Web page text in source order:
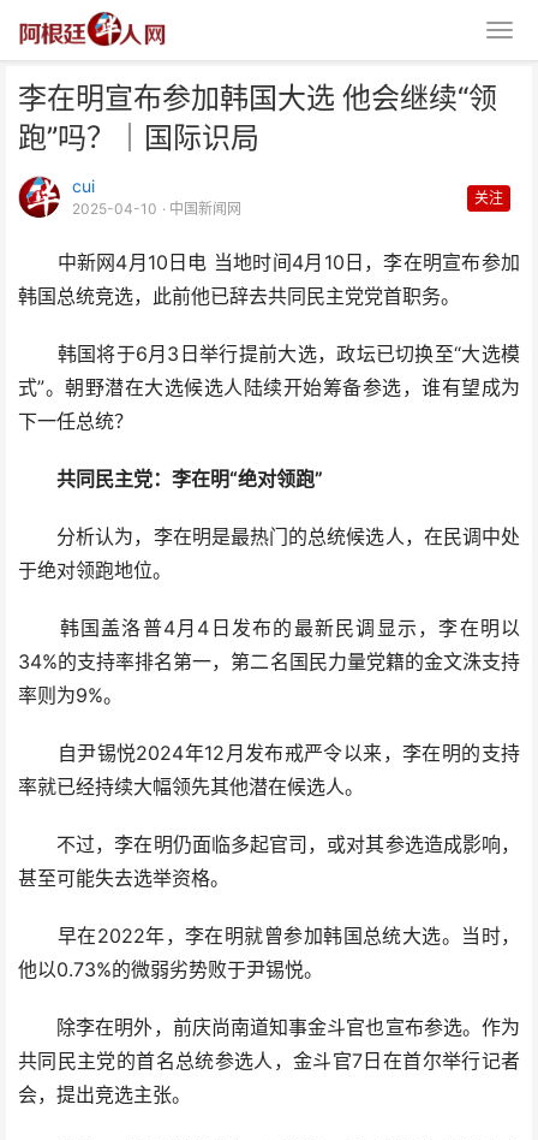
李在明宣布参加韩国大选 他会继续“领
跑”吗？｜国际识局
cui
2025-04-10 · 中国新闻网
关注
中新网4月10日电 当地时间4月10日，李在明宣布参加
韩国总统竞选，此前他已辞去共同民主党党首职务。
韩国将于6月3日举行提前大选，政坛已切换至“大选模
式”。朝野潜在大选候选人陆续开始筹备参选，谁有望成为
下一任总统？
共同民主党：李在明“绝对领跑”
分析认为，李在明是最热门的总统候选人，在民调中处
于绝对领跑地位。
韩国盖洛普4月4日发布的最新民调显示，李在明以
34%的支持率排名第一，第二名国民力量党籍的金文洙支持
率则为9%。
自尹锡悦2024年12月发布戒严令以来，李在明的支持
率就已经持续大幅领先其他潜在候选人。
不过，李在明仍面临多起官司，或对其参选造成影响，
甚至可能失去选举资格。
早在2022年，李在明就曾参加韩国总统大选。当时，
他以0.73%的微弱劣势败于尹锡悦。
除李在明外，前庆尚南道知事金斗官也宣布参选。作为
共同民主党的首名总统参选人，金斗官7日在首尔举行记者
会，提出竞选主张。
李在明宣布参加韩国大选 他会继